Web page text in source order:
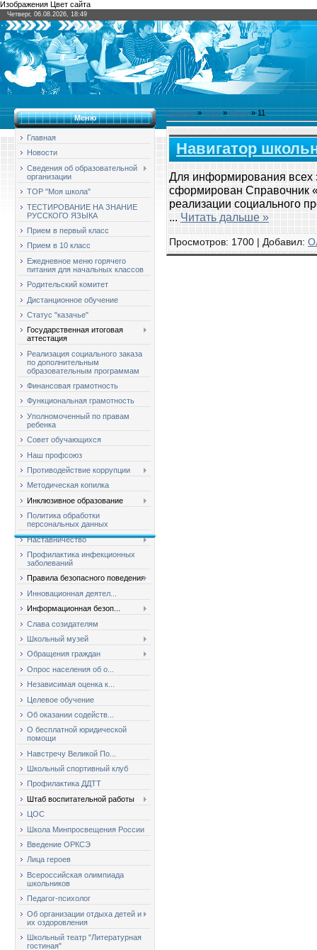
Изображения Цвет сайта
Четверг, 06.08.2026, 18:49
Меню
Главная
Новости
Сведения об образовательной
организации
ТОР "Моя школа"
ТЕСТИРОВАНИЕ НА ЗНАНИЕ
РУССКОГО ЯЗЫКА
Прием в первый класс
Прием в 10 класс
Ежедневное меню горячего
питания для начальных классов
Родительский комитет
Дистанционное обучение
Статус "казачье"
Государственная итоговая
аттестация
Реализация социального заказа
по дополнительным
образовательным программам
Финансовая грамотность
Функциональная грамотность
Уполномоченный по правам
ребенка
Совет обучающихся
Наш профсоюз
Противодействие коррупции
Методическая копилка
Инклюзивное образование
Политика обработки
персональных данных
Наставничество
Профилактика инфекционных
заболеваний
Правила безопасного поведения
Инновационная деятел...
Информационная безоп...
Слава созидателям
Школьный музей
Обращения граждан
Опрос населения об о...
Независимая оценка к...
Целевое обучение
Об оказании содейств...
О бесплатной юридической
помощи
Навстречу Великой По...
Школьный спортивный клуб
Профилактика ДДТТ
Штаб воспитательной работы
ЦОС
Школа Минпросвещения России
Введение ОРКСЭ
Лица героев
Всероссийская олимпиада
школьников
Педагог-психолог
Об организации отдыха детей и
их оздоровления
Школьный театр "Литературная
гостиная"
Главная»2018 » Июль » 11
Навигатор
Для информирования всех
сформирован
реализации социального
... Читать дальше »
Просмотров: 1700 | Добавил: